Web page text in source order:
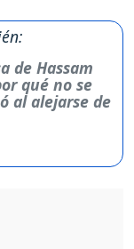
de Hassam
qué no se
al alejarse de